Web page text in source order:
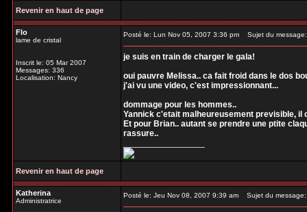
Revenir en haut de page
Flo
lame de cristal
Inscrit le: 05 Mar 2007
Messages: 336
Localisation: Nancy
Posté le: Lun Nov 05, 2007 3:36 pm Sujet du message:
je suis en train de charger le gala!
oui pauvre Melissa.. ca fait froid dans le dos
j'ai vu une video, c'est impressionnant...
dommage pour les hommes..
Yannick c'etait malheureusement previsible, il
Et pour Brian.. autant se prendre une ptite
rassure..
_________________
Revenir en haut de page
Katherina
Administratrice
Posté le: Jeu Nov 08, 2007 9:39 am Sujet du message: